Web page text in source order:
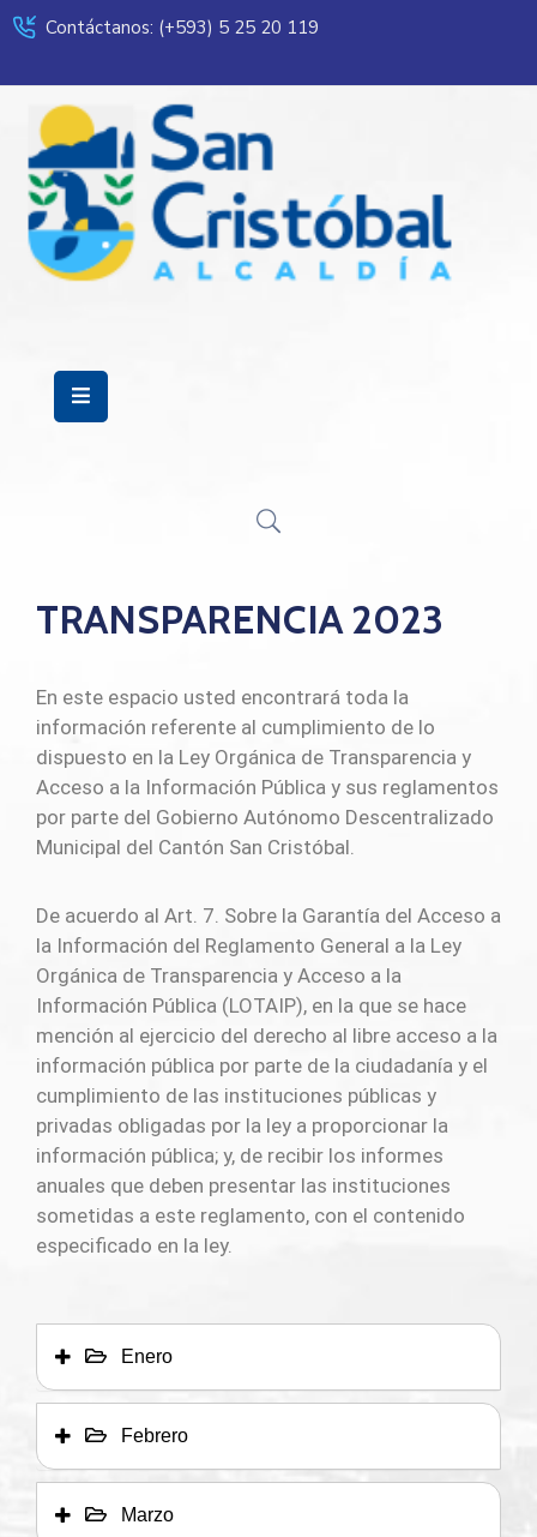
Contáctanos: (+593) 5 25 20 119
Servicios
Municipalidad
Mi
Ciudad
Transparencia
TRANSPARENCIA 2023
En este espacio usted encontrará toda la
información referente al cumplimiento de lo
dispuesto en la Ley Orgánica de Transparencia y
Acceso a la Información Pública y sus reglamentos
por parte del Gobierno Autónomo Descentralizado
Municipal del Cantón San Cristóbal.
De acuerdo al Art. 7. Sobre la Garantía del Acceso a
la Información del Reglamento General a la Ley
Orgánica de Transparencia y Acceso a la
Información Pública (LOTAIP), en la que se hace
mención al ejercicio del derecho al libre acceso a la
información pública por parte de la ciudadanía y el
cumplimiento de las instituciones públicas y
privadas obligadas por la ley a proporcionar la
información pública; y, de recibir los informes
anuales que deben presentar las instituciones
sometidas a este reglamento, con el contenido
especificado en la ley.
Enero
Febrero
Marzo